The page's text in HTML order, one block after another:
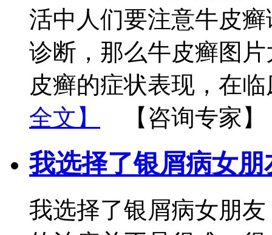
活中人们要注意牛皮
诊断，那么牛皮癣图
皮癣的症状表现，在
全文】
【咨询专家】
我选择了银屑病女朋
我选择了银屑病女朋